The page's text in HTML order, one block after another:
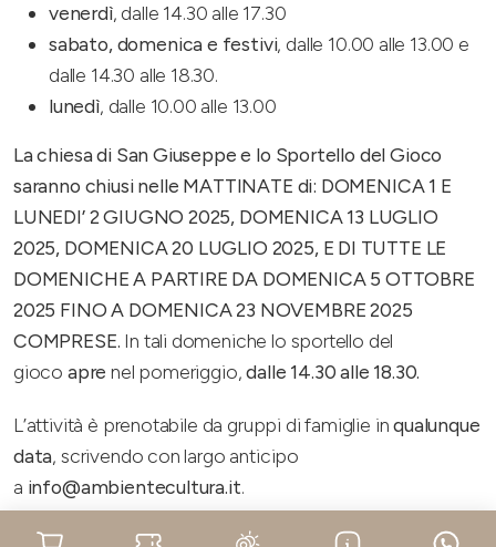
venerdì, dalle 14.30 alle 17.30
sabato, domenica e festivi, dalle 10.00 alle 13.00 e
dalle 14.30 alle 18.30.
lunedì, dalle 10.00 alle 13.00
La chiesa di San Giuseppe e lo Sportello del Gioco
saranno chiusi nelle MATTINATE di: DOMENICA 1 E
LUNEDI’ 2 GIUGNO 2025, DOMENICA 13 LUGLIO
2025, DOMENICA 20 LUGLIO 2025, E DI TUTTE LE
DOMENICHE A PARTIRE DA DOMENICA 5 OTTOBRE
2025 FINO A DOMENICA 23 NOVEMBRE 2025
COMPRESE. In tali domeniche lo sportello del
gioco aprenel pomeriggio,dalle 14.30 alle 18.30.
L’attività è prenotabile da gruppi di famiglie inqualunque
data, scrivendo con largo anticipo
a info@ambientecultura.it.
La Chiesa dei Giochi , solosu prenotazione